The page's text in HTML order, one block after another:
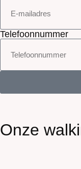
Telefoonnummer
Onze